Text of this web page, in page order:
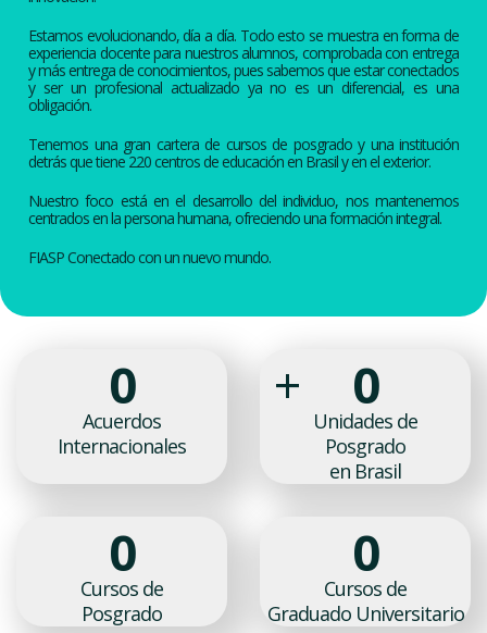
Estamos evolucionando, día a día. Todo esto se muestra en forma de
experiencia docente para nuestros alumnos, comprobada con entrega
y más entrega de conocimientos, pues sabemos que estar conectados
y ser un profesional actualizado ya no es un diferencial, es una
obligación.
Tenemos una gran cartera de cursos de posgrado y una institución
detrás que tiene 220 centros de educación en Brasil y en el exterior.
Nuestro foco está en el desarrollo del individuo, nos mantenemos
centrados en la persona humana, ofreciendo una formación integral.
FIASP Conectado con un nuevo mundo.
0
Acuerdos
Internacionales
+ 0
Unidades de
Posgrado
en Brasil
0
Cursos de
Posgrado
0
Cursos de
Graduado Universitario